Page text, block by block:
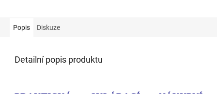
Popis Diskuze
Detailní popis produktu